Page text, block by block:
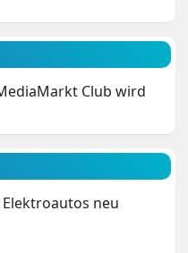
Club wird
neu